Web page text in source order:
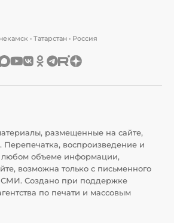
• Татарстан • Россия
размещенные на сайте,
воспроизведение и
любом объеме информации,
возможна только с письменного
СМИ. Создано при поддержке
по печати и массовым